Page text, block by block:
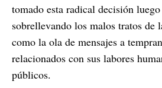
tomado esta radical decisión
sobrellevando los malos tratos de
como la ola de mensajes a
relacionados con sus labores
públicos.